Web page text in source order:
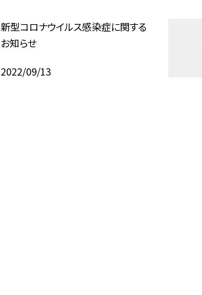
新型コロナウイルス感染症に関する
お知らせ
2022/09/13